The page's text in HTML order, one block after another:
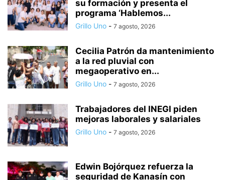
su formación y presenta el
programa ‘Hablemos...
Grillo Uno - 7 agosto, 2026
Cecilia Patrón da mantenimiento
a la red pluvial con
megaoperativo en...
Grillo Uno - 7 agosto, 2026
Trabajadores del INEGI piden
mejoras laborales y salariales
Grillo Uno - 7 agosto, 2026
Edwin Bojórquez refuerza la
seguridad de Kanasín con